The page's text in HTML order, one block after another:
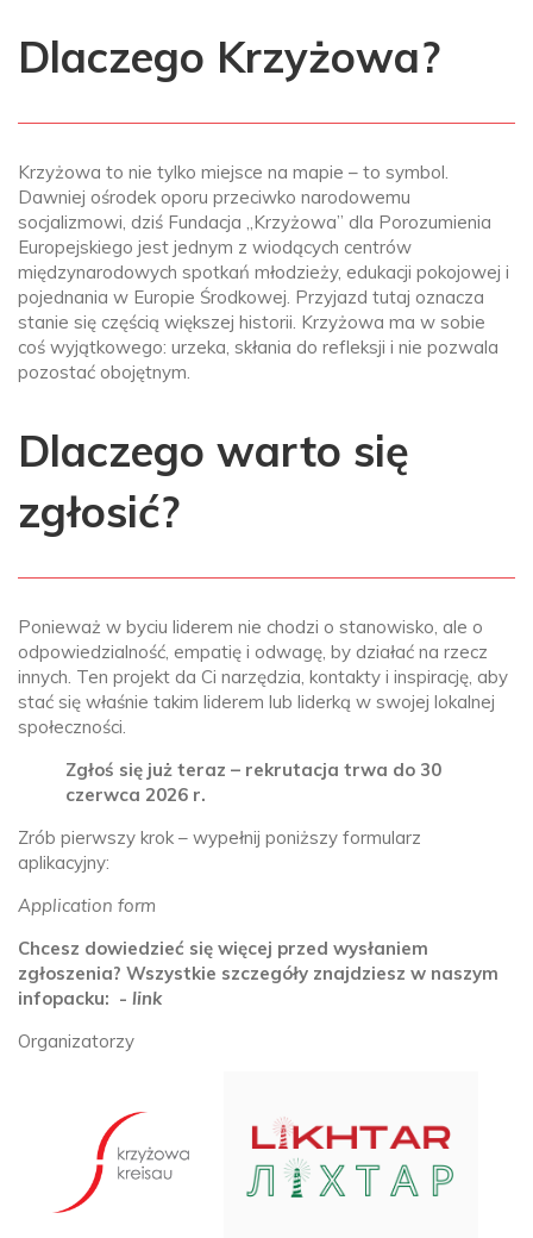
Dlaczego Krzyżowa?
Krzyżowa to nie tylko miejsce na mapie – to symbol.
Dawniej ośrodek oporu przeciwko narodowemu
socjalizmowi, dziś Fundacja „Krzyżowa” dla Porozumienia
Europejskiego jest jednym z wiodących centrów
międzynarodowych spotkań młodzieży, edukacji pokojowej i
pojednania w Europie Środkowej. Przyjazd tutaj oznacza
stanie się częścią większej historii. Krzyżowa ma w sobie
coś wyjątkowego: urzeka, skłania do refleksji i nie pozwala
pozostać obojętnym.
Dlaczego warto się
zgłosić?
Ponieważ w byciu liderem nie chodzi o stanowisko, ale o
odpowiedzialność, empatię i odwagę, by działać na rzecz
innych. Ten projekt da Ci narzędzia, kontakty i inspirację, aby
stać się właśnie takim liderem lub liderką w swojej lokalnej
społeczności.
Zgłoś się już teraz – rekrutacja trwa do 30
czerwca 2026 r.
Zrób pierwszy krok – wypełnij poniższy formularz
aplikacyjny:
Application form
Chcesz dowiedzieć się więcej przed wysłaniem
zgłoszenia? Wszystkie szczegóły znajdziesz w naszym
infopacku: - link
Organizatorzy